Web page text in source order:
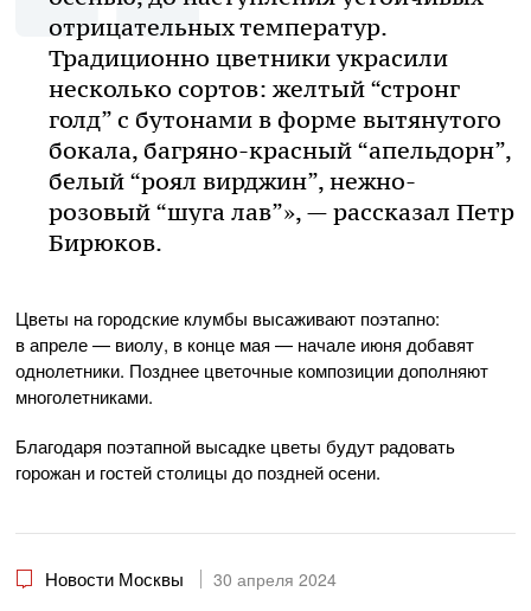
отрицательных температур.
Традиционно цветники украсили
несколько сортов: желтый “стронг
голд” с бутонами в форме вытянутого
бокала, багряно-красный “апельдорн”,
белый “роял вирджин”, нежно-
розовый “шуга лав”», — рассказал Петр
Бирюков.
Цветы на городские клумбы высаживают поэтапно:
в апреле — виолу, в конце мая — начале июня добавят
однолетники. Позднее цветочные композиции дополняют
многолетниками.
Благодаря поэтапной высадке цветы будут радовать
горожан и гостей столицы до поздней осени.
Новости Москвы 30 апреля 2024